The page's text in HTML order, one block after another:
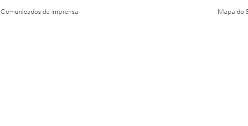
Comunicados de Imprensa Mapa do